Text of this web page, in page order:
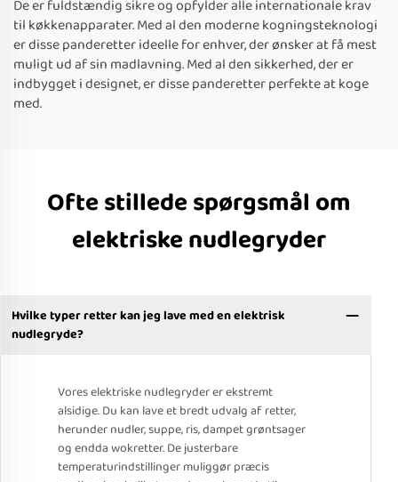
De er fuldstændig sikre og opfylder alle internationale krav
til køkkenapparater. Med al den moderne kogningsteknologi
er disse panderetter ideelle for enhver, der ønsker at få mest
muligt ud af sin madlavning. Med al den sikkerhed, der er
indbygget i designet, er disse panderetter perfekte at koge
med.
Ofte stillede spørgsmål om
elektriske nudlegryder
Hvilke typer retter kan jeg lave med en elektrisk
nudlegryde?
Vores elektriske nudlegryder er ekstremt
alsidige. Du kan lave et bredt udvalg af retter,
herunder nudler, suppe, ris, dampet grøntsager
og endda wokretter. De justerbare
temperaturindstillinger muliggør præcis